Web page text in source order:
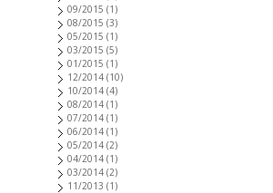
09/2015 (1)
08/2015 (3)
05/2015 (1)
03/2015 (5)
01/2015 (1)
12/2014 (10)
10/2014 (4)
08/2014 (1)
07/2014 (1)
06/2014 (1)
05/2014 (2)
04/2014 (1)
03/2014 (2)
11/2013 (1)